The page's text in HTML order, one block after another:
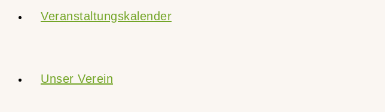
Veranstaltungskalender
Unser Verein